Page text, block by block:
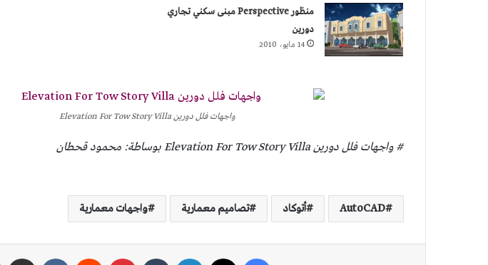
منظور Perspective مبنى سكني تجاري
دورين
14 مايو، 2010
واجهات فلل دورين Elevation For Tow Story Villa
# واجهات فلل دورين Elevation For Tow Story Villa بوساطة: محمود قحطان
AutoCAD أتوكاد تصاميم معمارية واجهات معمارية
فيسبوك لينكدإن بينتيريست